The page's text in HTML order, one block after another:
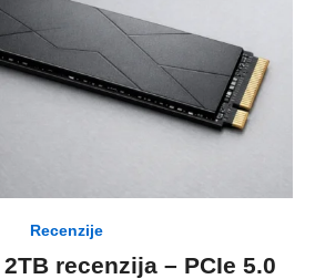
Recenzije
recenzija – PCIe 5.0